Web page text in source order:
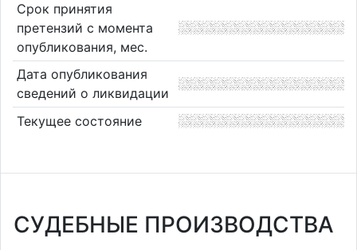
Срок принятия
претензий с момента
опубликования, мес.
Дата опубликования
сведений о ликвидации
Текущее состояние
СУДЕБНЫЕ ПРОИЗВОДСТВА